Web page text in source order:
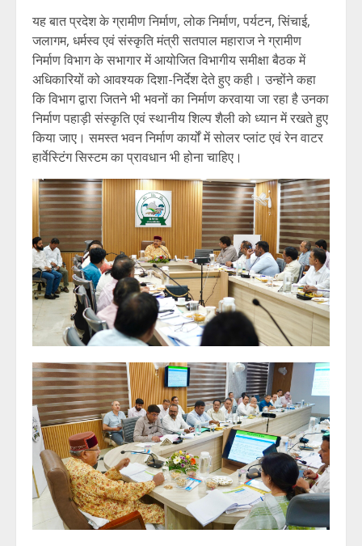
यह बात प्रदेश के ग्रामीण निर्माण, लोक निर्माण, पर्यटन, सिंचाई,
जलागम, धर्मस्व एवं संस्कृति मंत्री सतपाल महाराज ने ग्रामीण
निर्माण विभाग के सभागार में आयोजित विभागीय समीक्षा बैठक में
अधिकारियों को आवश्यक दिशा-निर्देश देते हुए कही। उन्होंने कहा
कि विभाग द्वारा जितने भी भवनों का निर्माण करवाया जा रहा है उनका
निर्माण पहाड़ी संस्कृति एवं स्थानीय शिल्प शैली को ध्यान में रखते हुए
किया जाए। समस्त भवन निर्माण कार्यों में सोलर प्लांट एवं रेन वाटर
हार्वेस्टिंग सिस्टम का प्रावधान भी होना चाहिए।